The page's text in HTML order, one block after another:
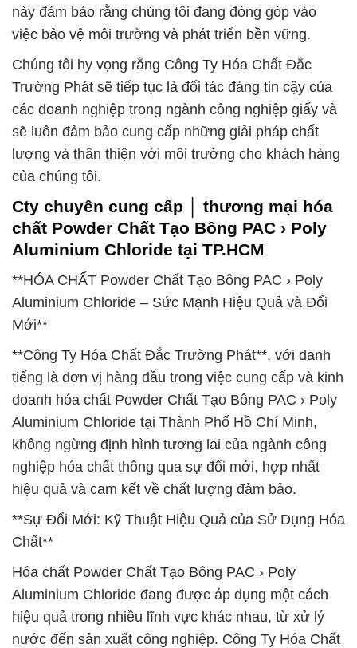
này đảm bảo rằng chúng tôi đang đóng góp vào
việc bảo vệ môi trường và phát triển bền vững.
Chúng tôi hy vọng rằng Công Ty Hóa Chất Đắc
Trường Phát sẽ tiếp tục là đối tác đáng tin cậy của
các doanh nghiệp trong ngành công nghiệp giấy và
sẽ luôn đảm bảo cung cấp những giải pháp chất
lượng và thân thiện với môi trường cho khách hàng
của chúng tôi.
Cty chuyên cung cấp │ thương mại hóa
chất Powder Chất Tạo Bông PAC › Poly
Aluminium Chloride tại TP.HCM
**HÓA CHẤT Powder Chất Tạo Bông PAC › Poly
Aluminium Chloride – Sức Mạnh Hiệu Quả và Đổi
Mới**
**Công Ty Hóa Chất Đắc Trường Phát**, với danh
tiếng là đơn vị hàng đầu trong việc cung cấp và kinh
doanh hóa chất Powder Chất Tạo Bông PAC › Poly
Aluminium Chloride tại Thành Phố Hồ Chí Minh,
không ngừng định hình tương lai của ngành công
nghiệp hóa chất thông qua sự đổi mới, hợp nhất
hiệu quả và cam kết về chất lượng đảm bảo.
**Sự Đổi Mới: Kỹ Thuật Hiệu Quả của Sử Dụng Hóa
Chất**
Hóa chất Powder Chất Tạo Bông PAC › Poly
Aluminium Chloride đang được áp dụng một cách
hiệu quả trong nhiều lĩnh vực khác nhau, từ xử lý
nước đến sản xuất công nghiệp. Công Ty Hóa Chất